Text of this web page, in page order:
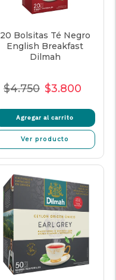
20 Bolsitas Té Negro
English Breakfast
Dilmah
Precio
$4.750 Precio
venta
$3.800
Agregar al carrito
Ver producto